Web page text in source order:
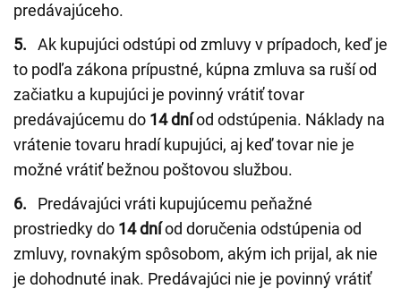
predávajúceho.
5. Ak kupujúci odstúpi od zmluvy v prípadoch, keď je
to podľa zákona prípustné, kúpna zmluva sa ruší od
začiatku a kupujúci je povinný vrátiť tovar
predávajúcemu do 14 dníod odstúpenia. Náklady na
vrátenie tovaru hradí kupujúci, aj keď tovar nie je
možné vrátiť bežnou poštovou službou.
6.
Predávajúci vráti kupujúcemu peňažné
prostriedky do 14 dníod doručenia odstúpenia od
zmluvy, rovnakým spôsobom, akým ich prijal, ak nie
je dohodnuté inak. Predávajúci nie je povinný vrátiť